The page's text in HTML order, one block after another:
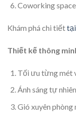
Coworking
Khám phá chi tiết
Thiết kế thông
Tối ưu từng mét
Ánh sáng tự
Gió xuyên phòng